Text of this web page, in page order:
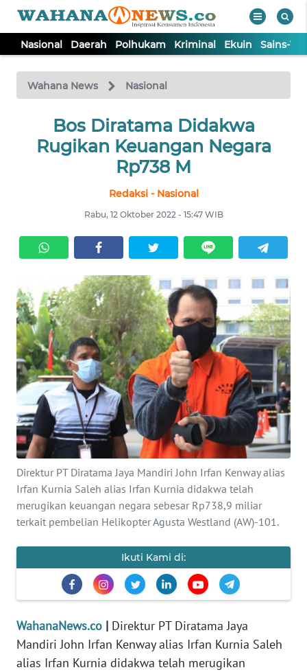
Nasional Daerah Polhukam Kriminal Ekuin Sains-
Wahana News Nasional
Bos Diratama Didakwa
Rugikan Keuangan Negara
Rp738 M
Redaksi - Nasional
Rabu, 12 Oktober 2022 - 15:47 WIB
Direktur PT Diratama Jaya Mandiri John Irfan Kenway alias
Irfan Kurnia Saleh alias Irfan Kurnia didakwa telah
merugikan keuangan negara sebesar Rp738,9 miliar
terkait pembelian Helikopter Agusta Westland (AW)-101.
Ikuti Kami di:
WahanaNews.co | Direktur PT Diratama Jaya
Mandiri John Irfan Kenway alias Irfan Kurnia Saleh
alias Irfan Kurnia didakwa telah merugikan
TV
Tutup
NASIONAL
KRIMINAL
SAINS-TEKNO
KESEHATAN
INTERNASIONAL
SERBA-SERBI
PENDIDIKAN
OLAHRAGA
OPINI
EDITORIAL
Informasi
INDEKS
BERITA